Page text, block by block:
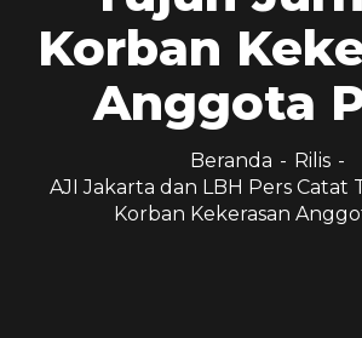
Korban
Anggota
Beranda
Rilis
AJI Jakarta dan LBH Pers Catat
Korban Kekerasan